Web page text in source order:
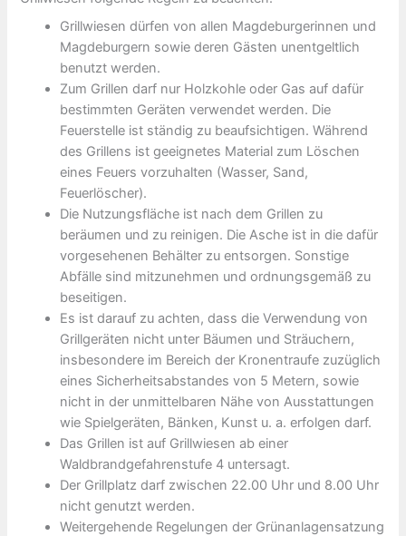
Grillwiesen dürfen von allen Magdeburgerinnen und
Magdeburgern sowie deren Gästen unentgeltlich
benutzt werden.
Zum Grillen darf nur Holzkohle oder Gas auf dafür
bestimmten Geräten verwendet werden. Die
Feuerstelle ist ständig zu beaufsichtigen. Während
des Grillens ist geeignetes Material zum Löschen
eines Feuers vorzuhalten (Wasser, Sand,
Feuerlöscher).
Die Nutzungsfläche ist nach dem Grillen zu
beräumen und zu reinigen. Die Asche ist in die dafür
vorgesehenen Behälter zu entsorgen. Sonstige
Abfälle sind mitzunehmen und ordnungsgemäß zu
beseitigen.
Es ist darauf zu achten, dass die Verwendung von
Grillgeräten nicht unter Bäumen und Sträuchern,
insbesondere im Bereich der Kronentraufe zuzüglich
eines Sicherheitsabstandes von 5 Metern, sowie
nicht in der unmittelbaren Nähe von Ausstattungen
wie Spielgeräten, Bänken, Kunst u. a. erfolgen darf.
Das Grillen ist auf Grillwiesen ab einer
Waldbrandgefahrenstufe 4 untersagt.
Der Grillplatz darf zwischen 22.00 Uhr und 8.00 Uhr
nicht genutzt werden.
Weitergehende Regelungen der Grünanlagensatzung